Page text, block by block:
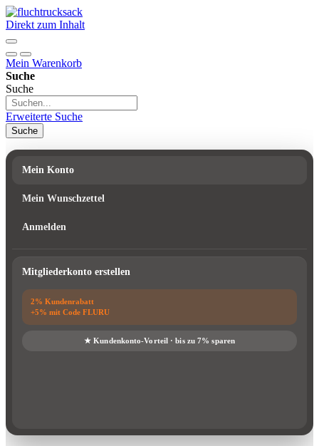
Direkt zum Inhalt
Mein Warenkorb
Suche
Suche
Erweiterte Suche
Suche
Mein Konto
Mein Wunschzettel
Anmelden
Mitgliederkonto erstellen